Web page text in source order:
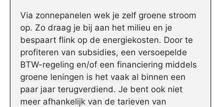
Via zonnepanelen wek je zelf groene stroom
op. Zo draag je bij aan het milieu en je
bespaart flink op de energiekosten. Door te
profiteren van subsidies, een versoepelde
BTW-regeling en/of een financiering middels
groene leningen is het vaak al binnen een
paar jaar terugverdiend. Je bent ook niet
meer afhankelijk van de tarieven van